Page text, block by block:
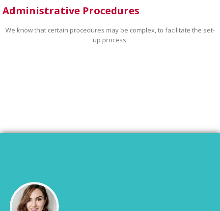
Administrative Procedures
We know that certain procedures may be complex, to facilitate the set-
up process.